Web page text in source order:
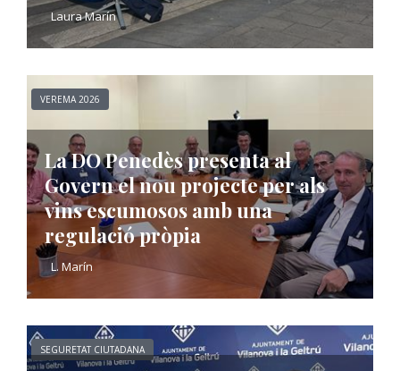
Laura Marín
VEREMA 2026
La DO Penedès presenta al
Govern el nou projecte per als
vins escumosos amb una
regulació pròpia
L. Marín
SEGURETAT CIUTADANA